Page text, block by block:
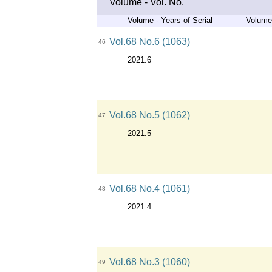
Volume - Vol. No.
Volume - Years of Serial
46 Vol.68 No.6 (1063)
2021.6
47 Vol.68 No.5 (1062)
2021.5
48 Vol.68 No.4 (1061)
2021.4
49 Vol.68 No.3 (1060)